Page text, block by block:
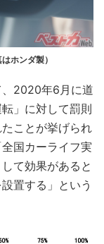
ホンダ製）
2020年6月に道
」に対して罰則
ことが挙げられ
国カーライフ実
て効果があると
置する」という